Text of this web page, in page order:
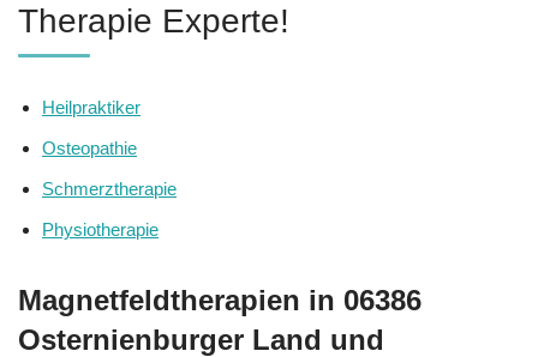
Therapie Experte!
Heilpraktiker
Osteopathie
Schmerztherapie
Physiotherapie
Magnetfeldtherapien in 06386
Osternienburger Land und